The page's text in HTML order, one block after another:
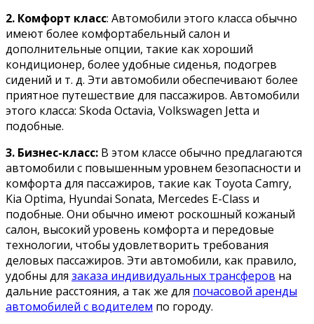
2. Комфорт класс: Автомобили этого класса обычно
имеют более комфортабельный салон и
дополнительные опции, такие как хороший
кондиционер, более удобные сиденья, подогрев
сидений и т. д. Эти автомобили обеспечивают более
приятное путешествие для пассажиров. Автомобили
этого класса: Skoda Octavia, Volkswagen Jetta и
подобные.
3. Бизнес-класс: В этом классе обычно предлагаются
автомобили с повышенным уровнем безопасности и
комфорта для пассажиров, такие как Toyota Camry,
Kia Optima, Hyundai Sonata, Mercedes E-Сlass и
подобные. Они обычно имеют роскошный кожаный
салон, высокий уровень комфорта и передовые
технологии, чтобы удовлетворить требования
деловых пассажиров. Эти автомобили, как правило,
удобны для заказа индивидуальных трансферов на
дальние расстояния, а так же для почасовой аренды
автомобилей с водителем по городу.